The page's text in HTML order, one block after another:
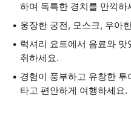
하며 독특한 경치를 만끽하
웅장한 궁전, 모스크, 우아
럭셔리 요트에서 음료와
취하세요.
경험이 풍부하고 유창한
타고 편안하게 여행하세요.